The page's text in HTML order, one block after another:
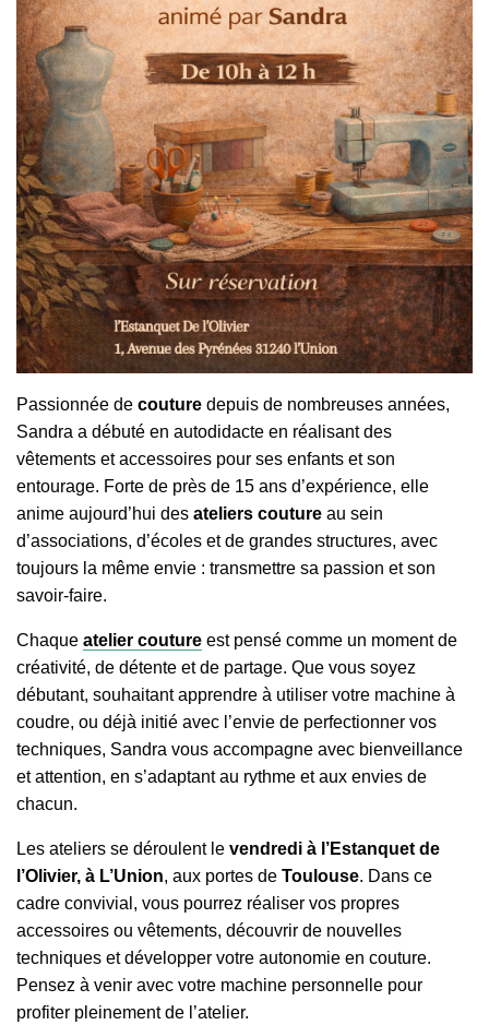
Passionnée de couturedepuis de nombreuses années,
Sandra a débuté en autodidacte en réalisant des
vêtements et accessoires pour ses enfants et son
entourage. Forte de près de 15 ans d’expérience, elle
anime aujourd’hui des ateliers coutureau sein
d’associations, d’écoles et de grandes structures, avec
toujours la même envie : transmettre sa passion et son
savoir-faire.
Chaque atelier coutureest pensé comme un moment de
créativité, de détente et de partage. Que vous soyez
débutant, souhaitant apprendre à utiliser votre machine à
coudre, ou déjà initié avec l’envie de perfectionner vos
techniques, Sandra vous accompagne avec bienveillance
et attention, en s’adaptant au rythme et aux envies de
chacun.
Les ateliers se déroulent le vendredi à l’Estanquet de
l’Olivier, à L’Union, aux portes de Toulouse. Dans ce
cadre convivial, vous pourrez réaliser vos propres
accessoires ou vêtements, découvrir de nouvelles
techniques et développer votre autonomie en couture.
Pensez à venir avec votre machine personnelle pour
profiter pleinement de l’atelier.